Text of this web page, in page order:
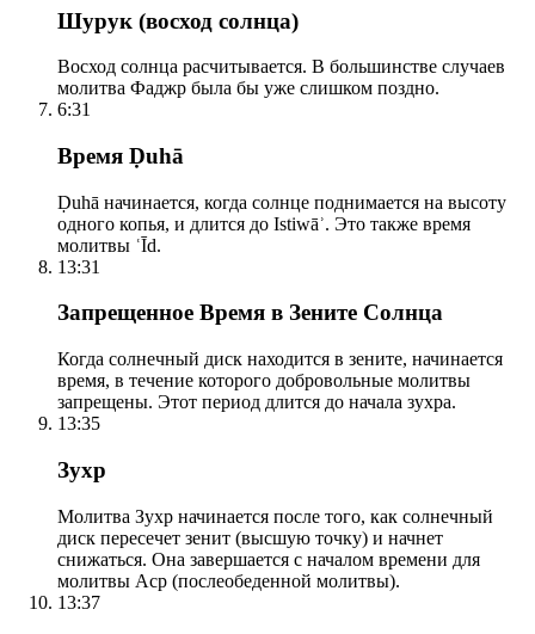
Шурук (восход солнца)
Восход солнца расчитывается. В большинстве случаев
молитва Фаджр была бы уже слишком поздно.
6:31
Время Ḍuhā
Ḍuhā начинается, когда солнце поднимается на высоту
одного копья, и длится до Istiwāʾ. Это также время
молитвы ʿĪd.
13:31
Запрещенное Время в Зените Солнца
Когда солнечный диск находится в зените, начинается
время, в течение которого добровольные молитвы
запрещены. Этот период длится до начала зухра.
13:35
Зухр
Молитва Зухр начинается после того, как солнечный
диск пересечет зенит (высшую точку) и начнет
снижаться. Она завершается с началом времени для
молитвы Аср (послеобеденной молитвы).
13:37